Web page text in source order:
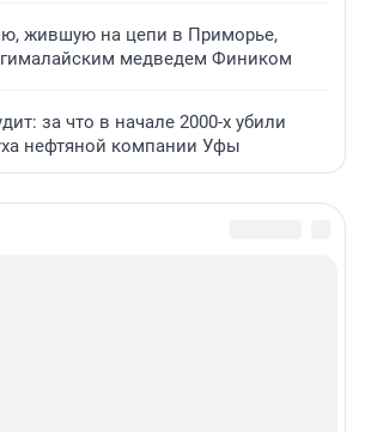
жившую на цепи в Приморье,
медведем Фиником
за что в начале 2000-х убили
нефтяной компании Уфы